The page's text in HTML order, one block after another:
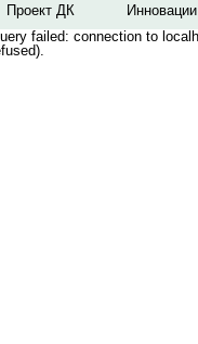
Проект ДК
Инновации
failed: connection to